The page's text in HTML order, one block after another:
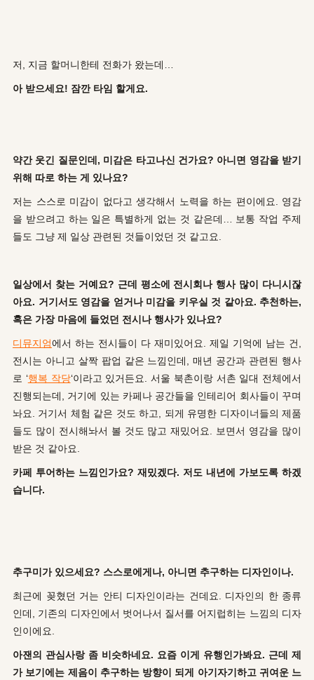
저, 지금 할머니한테 전화가 왔는데…
아 받으세요! 잠깐 타임 할게요.
약간 웃긴 질문인데, 미감은 타고나신 건가요? 아니면 영감을 받기
위해 따로 하는 게 있나요?
저는 스스로 미감이 없다고 생각해서 노력을 하는 편이에요. 영감
을 받으려고 하는 일은 특별하게 없는 것 같은데… 보통 작업 주제
들도 그냥 제 일상 관련된 것들이었던 것 같고요.
일상에서 찾는 거예요? 근데 평소에 전시회나 행사 많이 다니시잖
아요. 거기서도 영감을 얻거나 미감을 키우실 것 같아요. 추천하는,
혹은 가장 마음에 들었던 전시나 행사가 있나요?
디뮤지엄에서 하는 전시들이 다 재미있어요. 제일 기억에 남는 건,
전시는 아니고 살짝 팝업 같은 느낌인데, 매년 공간과 관련된 행사
로 ‘행복 작당‘이라고 있거든요. 서울 북촌이랑 서촌 일대 전체에서
진행되는데, 거기에 있는 카페나 공간들을 인테리어 회사들이 꾸며
놔요. 거기서 체험 같은 것도 하고, 되게 유명한 디자이너들의 제품
들도 많이 전시해놔서 볼 것도 많고 재밌어요. 보면서 영감을 많이
받은 것 같아요.
카페 투어하는 느낌인가요? 재밌겠다. 저도 내년에 가보도록 하겠
습니다.
추구미가 있으세요? 스스로에게나, 아니면 추구하는 디자인이나.
최근에 꽂혔던 거는 안티 디자인이라는 건데요. 디자인의 한 종류
인데, 기존의 디자인에서 벗어나서 질서를 어지럽히는 느낌의 디자
인이에요.
아잰의 관심사랑 좀 비슷하네요. 요즘 이게 유행인가봐요. 근데 제
가 보기에는 제음이 추구하는 방향이 되게 아기자기하고 귀여운 느